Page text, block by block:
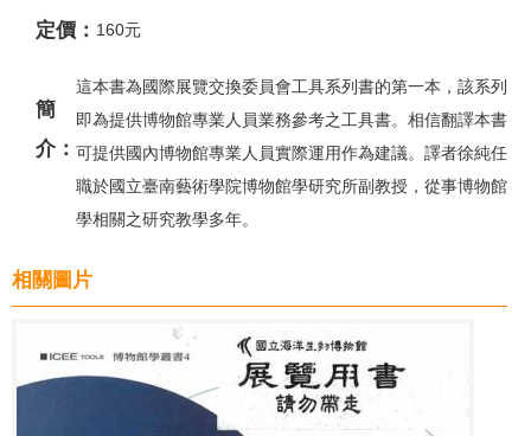
定價： 160元
簡
介：
這本書為國際展覽交換委員會工具系列書的第一本，該系列
即為提供博物館專業人員業務參考之工具書。相信翻譯本書
可提供國內博物館專業人員實際運用作為建議。譯者徐純任
職於國立臺南藝術學院博物館學研究所副教授，從事博物館
學相關之研究教學多年。
相關圖片